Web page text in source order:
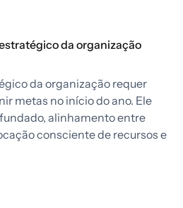
da organização
da organização requer
metas no início do ano. Ele
alinhamento entre
consciente de recursos e